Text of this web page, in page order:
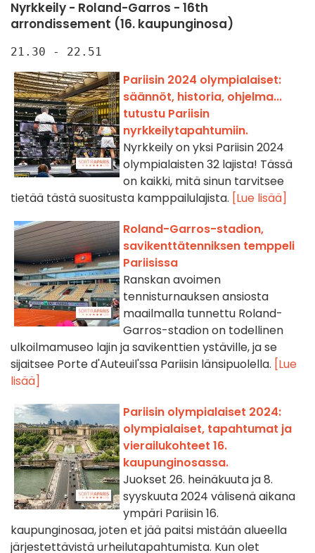
Nyrkkeily - Roland-Garros - 16th
arrondissement (16. kaupunginosa)
21.30 - 22.51
Pariisin 2024 olympialaiset:
säännöt, historia, ohjelma...
tutustu Pariisin
nyrkkeilytapahtumiin.
Nyrkkeily on yksi Pariisin 2024
olympialaisten 32 lajista! Tässä
on kaikki, mitä sinun tarvitsee
tietää tästä suositusta kamppailulajista. [Lue lisää]
Roland-Garros-stadion,
savikenttätenniksen temppeli
Pariisissa
Ranskan avoimen
tennisturnauksen ansiosta
maailmalla tunnettu Roland-
Garros-stadion on todellinen
ulkoilmamuseo lajin ja savikenttien ystäville, ja se
sijaitsee Porte d'Auteuil'ssa Pariisin länsipuolella. [Lue
lisää]
Pariisin olympialaiset 2024:
olympialaiset, tapahtumat ja
vierailukohteet 16.
kaupunginosassa.
Juokset 26. heinäkuuta ja 8.
syyskuuta 2024 välisenä aikana
ympäri Pariisin 16.
kaupunginosaa, joten et jää paitsi mistään alueella
järjestettävistä urheilutapahtumista. Kun olet